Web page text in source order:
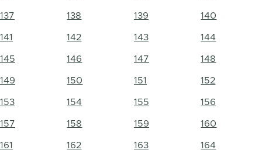
137 138 139 140
141 142 143 144
145 146 147 148
149 150 151 152
153 154 155 156
157 158 159 160
161 162 163 164